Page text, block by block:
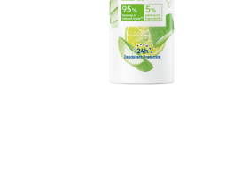
Le format « Ecodeo
technologie de
supérieure de